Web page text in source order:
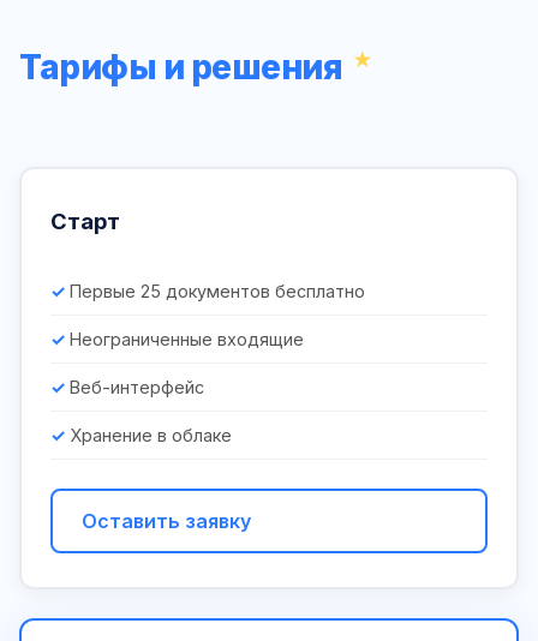
Тарифы и решения
Старт
Первые 25 документов бесплатно
Неограниченные входящие
Веб-интерфейс
Хранение в облаке
Оставить заявку